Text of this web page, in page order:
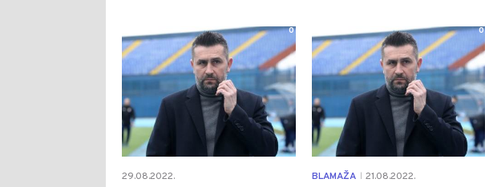
29.08.2022.
0
BLAMAŽA 21.08.2022.
0